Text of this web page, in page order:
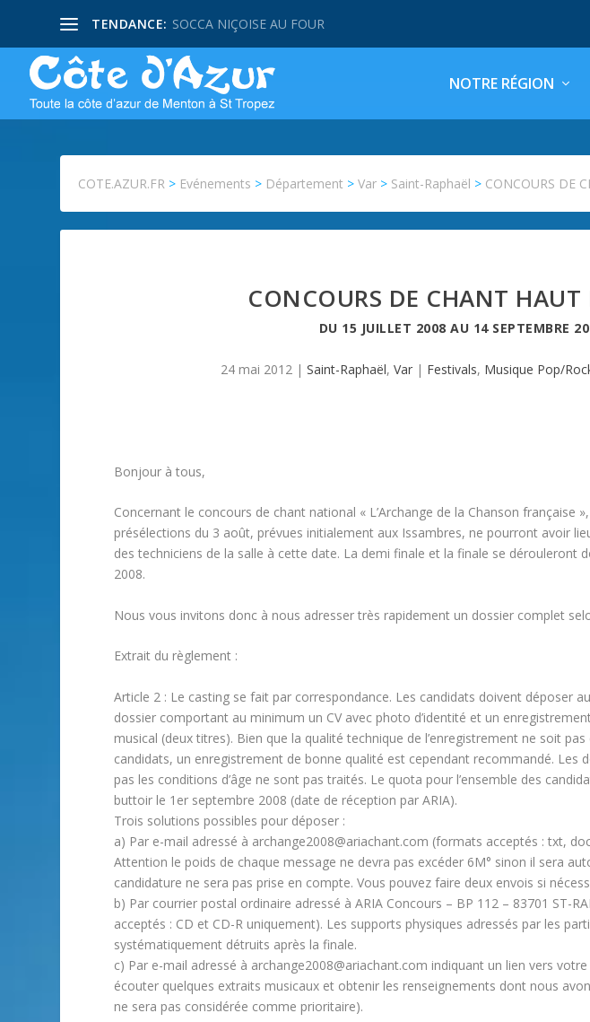
TENDANCE: SOCCA NIÇOISE AU FOUR
NOTRE RÉGION
COTE.AZUR.FR > Evénements > Département >Var > Saint-Raphaël > CONCOURS DE
CONCOURS DE CHANT HAUT
DU 15 JUILLET 2008 AU 14 SEPTEMBRE
24 mai 2012| Saint-Raphaël, Var| Festivals, Musique Pop/
Bonjour à tous,
Concernant le concours de chant national « L’Archange de la Chanson française
présélections du 3 août, prévues initialement aux Issambres, ne pourront avoir
des techniciens de la salle à cette date. La demi finale et la finale se dérouleront
2008.
Nous vous invitons donc à nous adresser très rapidement un dossier complet
Extrait du règlement :
Article 2 : Le casting se fait par correspondance. Les candidats doivent déposer
dossier comportant au minimum un CV avec photo d’identité et un
musical (deux titres). Bien que la qualité technique de l’enregistrement ne soit
candidats, un enregistrement de bonne qualité est cependant recommandé. Les
pas les conditions d’âge ne sont pas traités. Le quota pour l’ensemble des
buttoir le 1er septembre 2008 (date de réception par ARIA).
Trois solutions possibles pour déposer :
a) Par e-mail adressé à archange2008@ariachant.com (formats acceptés : txt,
Attention le poids de chaque message ne devra pas excéder 6M° sinon il sera
candidature ne sera pas prise en compte. Vous pouvez faire deux envois si
b) Par courrier postal ordinaire adressé à ARIA Concours – BP 112 – 83701 ST-
acceptés : CD et CD-R uniquement). Les supports physiques adressés par les
systématiquement détruits après la finale.
c) Par e-mail adressé à archange2008@ariachant.com indiquant un lien vers
écouter quelques extraits musicaux et obtenir les renseignements dont nous
ne sera pas considérée comme prioritaire).